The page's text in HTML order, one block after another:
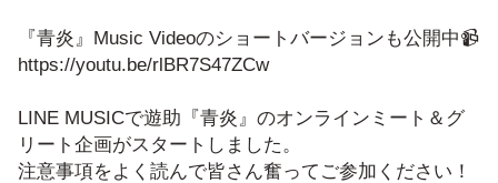
『青炎』Music Videoのショートバージョンも公開中📹️
https://youtu.be/rlBR7S47ZCw
LINE MUSICで遊助『青炎』のオンラインミート＆グ
リート企画がスタートしました。
注意事項をよく読んで皆さん奮ってご参加ください！